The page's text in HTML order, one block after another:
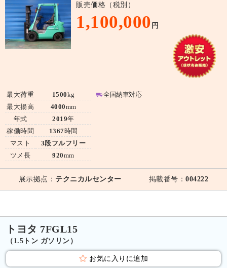
販売価格（税別）
1,100,000 円
最大荷重
最大揚高
年式
稼働時間
マスト
ツメ長
1500kg
4000mm
2019年
1367時間
3段フルフリー
920mm
全国納車対応
展示拠点： テクニカルセンター 掲載番号：004222
トヨタ 7FGL15
（1.5トン ガソリン）
お気に入りに追加